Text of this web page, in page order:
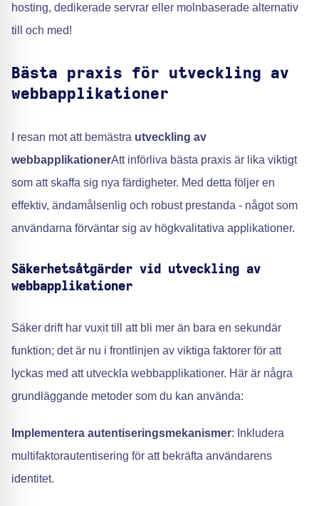
hosting, dedikerade servrar eller molnbaserade alternativ
till och med!
Bästa praxis för utveckling av
webbapplikationer
I resan mot att bemästra utveckling av
webbapplikationerAtt införliva bästa praxis är lika viktigt
som att skaffa sig nya färdigheter. Med detta följer en
effektiv, ändamålsenlig och robust prestanda - något som
användarna förväntar sig av högkvalitativa applikationer.
Säkerhetsåtgärder vid utveckling av
webbapplikationer
Säker drift har vuxit till att bli mer än bara en sekundär
funktion; det är nu i frontlinjen av viktiga faktorer för att
lyckas med att utveckla webbapplikationer. Här är några
grundläggande metoder som du kan använda:
Implementera autentiseringsmekanismer: Inkludera
multifaktorautentisering för att bekräfta användarens
identitet.